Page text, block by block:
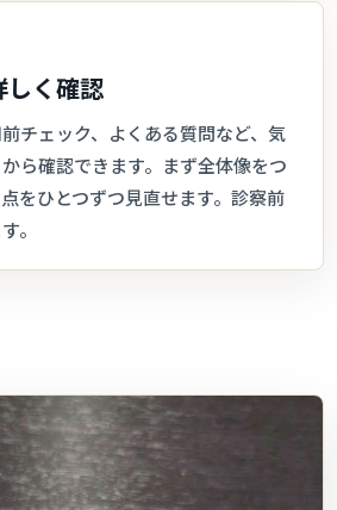
しく確認
チェック、よくある質問など、気
ら確認できます。まず全体像をつ
をひとつずつ見直せます。診察前
。